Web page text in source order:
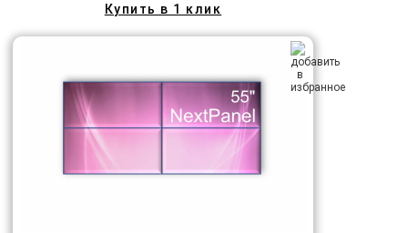
Купить в 1 клик